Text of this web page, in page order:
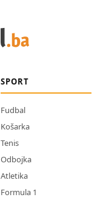
SPORT
Fudbal
Košarka
Tenis
Odbojka
Atletika
Formula 1